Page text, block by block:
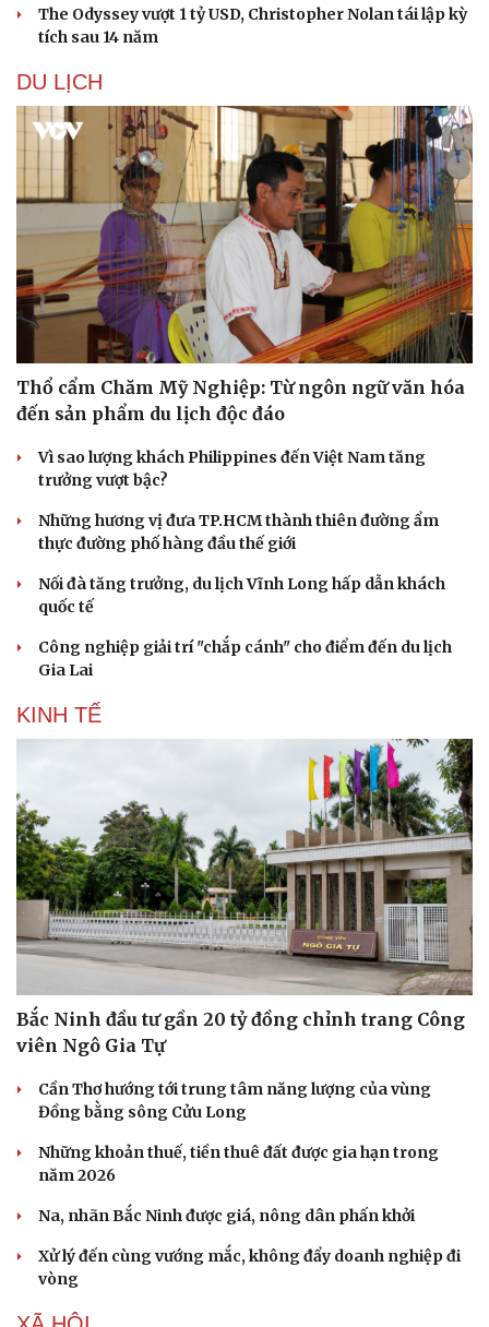
Văn hóa
Sân khấu - Điện ảnh
Văn học
The Odyssey vượt 1 tỷ USD, Christopher Nolan tái lập kỳ
tích sau 14 năm
DU LỊCH
Thổ cẩm Chăm Mỹ Nghiệp: Từ ngôn ngữ văn hóa
đến sản phẩm du lịch độc đáo
Vì sao lượng khách Philippines đến Việt Nam tăng
trưởng vượt bậc?
Những hương vị đưa TP.HCM thành thiên đường ẩm
thực đường phố hàng đầu thế giới
Nối đà tăng trưởng, du lịch Vĩnh Long hấp dẫn khách
quốc tế
Công nghiệp giải trí "chắp cánh" cho điểm đến du lịch
Gia Lai
KINH TẾ
Bắc Ninh đầu tư gần 20 tỷ đồng chỉnh trang Công
viên Ngô Gia Tự
Cần Thơ hướng tới trung tâm năng lượng của vùng
Đồng bằng sông Cửu Long
Những khoản thuế, tiền thuê đất được gia hạn trong
năm 2026
Na, nhãn Bắc Ninh được giá, nông dân phấn khởi
Xử lý đến cùng vướng mắc, không đẩy doanh nghiệp đi
vòng